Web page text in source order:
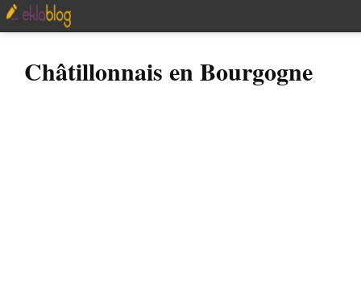
Châtillonnais en Bourgogne